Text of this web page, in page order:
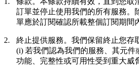
訂單並停止使用我們的所有服務。
單應於訂閱確認所載整個訂閱期間
2. 終止提供服務。 我們保留終止您存
(i) 若我們認為我們的服務、其元件
功能、完整性或可用性受到重大威